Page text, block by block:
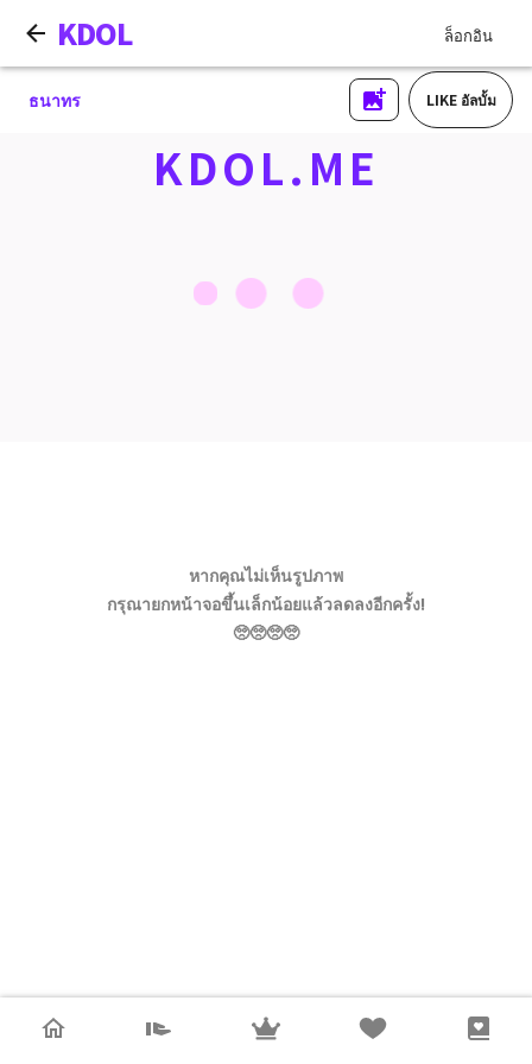
KDOL ล็อกอิน
ธนาทร LIKE อัลบั้ม
KDOL.ME
หากคุณไม่เห็นรูปภาพ
กรุณายกหน้าจอขึ้นเล็กน้อยแล้วลดลงอีกครั้ง!
🥺🥺🥺🥺